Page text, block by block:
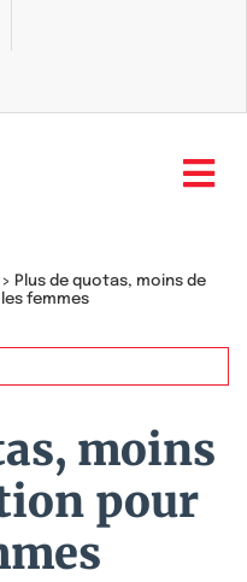
Plus de quotas, moins de
femmes
moins
pour